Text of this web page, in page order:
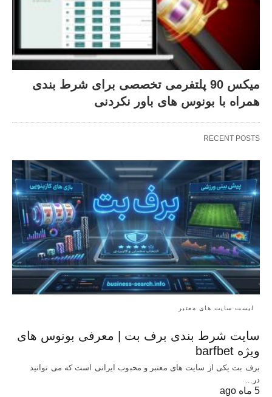
میکس 90 پلتفرمی تخصصی برای شرط بندی
همراه با بونوس های باور نکردنی
RECENT POSTS
لیست سایت های معتبر
سایت شرط بندی برف بت | معرفی بونوس‌ های
ویژه barfbet
برف بت یکی از سایت های معتبر و محبوب ایرانی است که می توانید
در…
5 ماه ago